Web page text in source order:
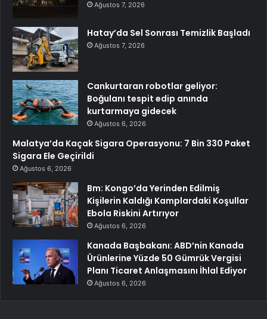
Ağustos 7, 2026
Hatay’da Sel Sonrası Temizlik Başladı
Ağustos 7, 2026
Cankurtaran robotlar geliyor:
Boğulanı tespit edip anında
kurtarmaya gidecek
Ağustos 6, 2026
Malatya’da Kaçak Sigara Operasyonu: 7 Bin 330 Paket
Sigara Ele Geçirildi
Ağustos 6, 2026
Bm: Kongo’da Yerinden Edilmiş
Kişilerin Kaldığı Kamplardaki Koşullar
Ebola Riskini Artırıyor
Ağustos 6, 2026
Kanada Başbakanı: ABD’nin Kanada
Ürünlerine Yüzde 50 Gümrük Vergisi
Planı Ticaret Anlaşmasını İhlal Ediyor
Ağustos 6, 2026